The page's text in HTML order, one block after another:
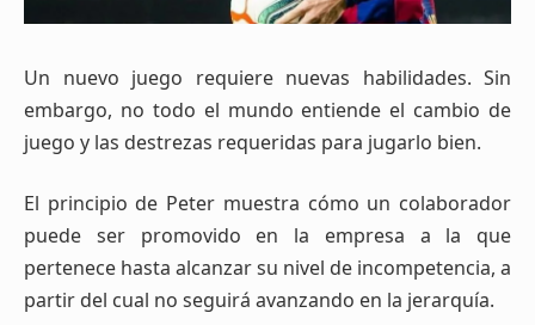
Un nuevo juego requiere nuevas habilidades. Sin
embargo, no todo el mundo entiende el cambio de
juego y las destrezas requeridas para jugarlo bien.
El principio de Peter muestra cómo un colaborador
puede ser promovido en la empresa a la que
pertenece hasta alcanzar su nivel de incompetencia, a
partir del cual no seguirá avanzando en la jerarquía.